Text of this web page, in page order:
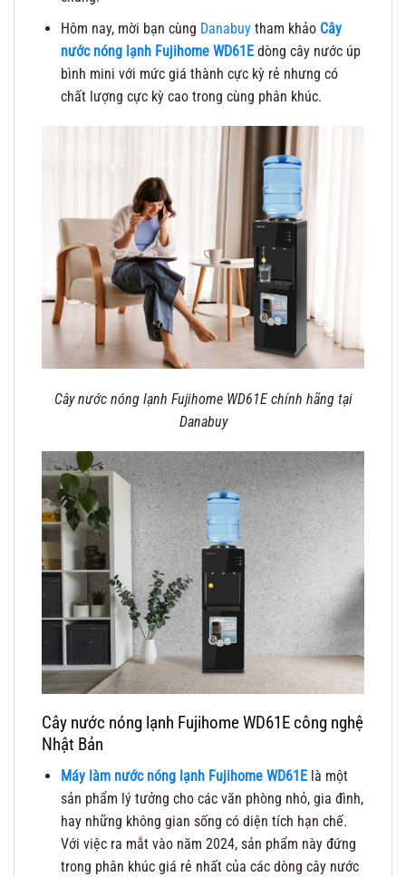
Hôm nay, mời bạn cùng Danabuytham khảo Cây
nước nóng lạnh Fujihome WD61Edòng cây nước úp
bình mini với mức giá thành cực kỳ rẻ nhưng có
chất lượng cực kỳ cao trong cùng phân khúc.
Cây nước nóng lạnh Fujihome WD61E chính hãng tại
Danabuy
Cây nước nóng lạnh Fujihome WD61E công nghệ
Nhật Bản
Máy làm nước nóng lạnh Fujihome WD61Elà một
sản phẩm lý tưởng cho các văn phòng nhỏ, gia đình,
hay những không gian sống có diện tích hạn chế.
Với việc ra mắt vào năm 2024, sản phẩm này đứng
trong phân khúc giá rẻ nhất của các dòng cây nước